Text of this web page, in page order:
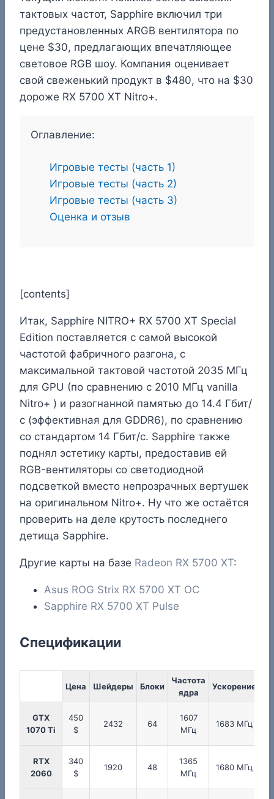
тактовых частот, Sapphire включил три
предустановленных ARGB вентилятора по
цене $30, предлагающих впечатляющее
световое RGB шоу. Компания оценивает
свой свеженький продукт в $480, что на $30
дороже RX 5700 XT Nitro+.
Оглавление:
Игровые тесты (часть 1)
Игровые тесты (часть 2)
Игровые тесты (часть 3)
Оценка и отзыв
[contents]
Итак, Sapphire NITRO+ RX 5700 XT Special
Edition поставляется с самой высокой
частотой фабричного разгона, с
максимальной тактовой частотой 2035 МГц
для GPU (по сравнению с 2010 МГц vanilla
Nitro+ ) и разогнанной памятью до 14.4 Гбит/
с (эффективная для GDDR6), по сравнению
со стандартом 14 Гбит/с. Sapphire также
поднял эстетику карты, предоставив ей
RGB-вентиляторы со светодиодной
подсветкой вместо непрозрачных вертушек
на оригинальном Nitro+. Ну что же остаётся
проверить на деле крутость последнего
детища Sapphire.
Другие карты на базе Radeon RX 5700 XT:
Asus ROG Strix RX 5700 XT OC
Sapphire RX 5700 XT Pulse
Спецификации
Цена Шейдеры Блоки
Частота
ядра
Ускорение
GTX
1070 Ti
450
$
2432 64
1607
МГц
1683 МГц
RTX
2060
340
$
1920 48
1365
МГц
1680 МГц